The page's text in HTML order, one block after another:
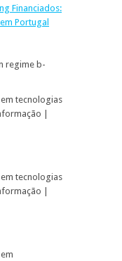
Financiados:
Portugal
regime b-
tecnologias
|
tecnologias
|